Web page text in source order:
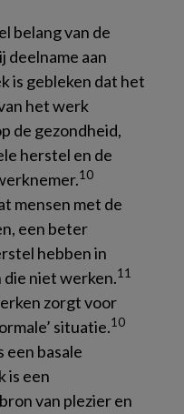
belang van de
deelname aan
is gebleken dat het
het werk
de gezondheid,
herstel en de
10
mensen met de
een beter
hebben in
niet werken.11
zorgt voor
situatie.10
een basale
is een
van plezier en